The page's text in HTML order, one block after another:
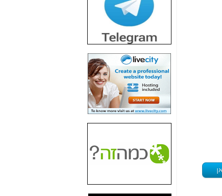
חשיפת מה שלא
רוצים שתדעו בעניין
פריסת אנלימיטד
(בניחוח בלתי נסבל) -
כאן
חשיפה: איוב קרא
אישר לקבוצת סלקום
בדיוק מה שביבי אישר
כאן
האם השר איוב קרא
היה צריך בכלל לחתום
האם ביבי וקרא קבלו
בכלל תמורה עבור
ההטבות הרגולטוריות
המסמכים בנושא בזק-